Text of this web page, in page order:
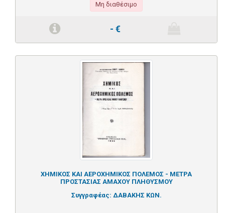
Μη διαθέσιμο
- €
ΧΗΜΙΚΟΣ ΚΑΙ ΑΕΡΟΧΗΜΙΚΟΣ ΠΟΛΕΜΟΣ - ΜΕΤΡΑ
ΠΡΟΣΤΑΣΙΑΣ ΑΜΑΧΟΥ ΠΛΗΘΥΣΜΟΥ
Συγγραφέας: ΔΑΒΑΚΗΣ ΚΩΝ.